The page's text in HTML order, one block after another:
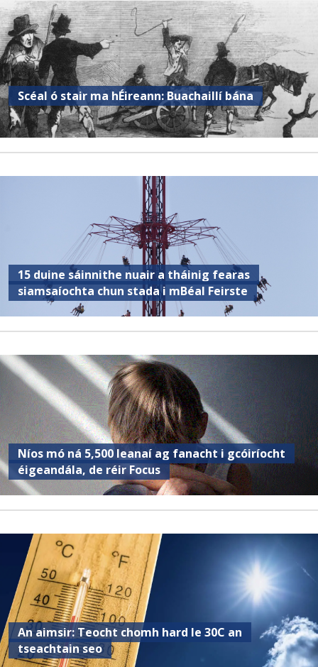
Scéal ó stair ma hÉireann: Buachaillí bána
15 duine sáinnithe nuair a tháinig fearas
siamsaíochta chun stada i mBéal Feirste
Níos mó ná 5,500 leanaí ag fanacht i gcóiríocht
éigeandála, de réir Focus
An aimsir: Teocht chomh hard le 30C an
tseachtain seo